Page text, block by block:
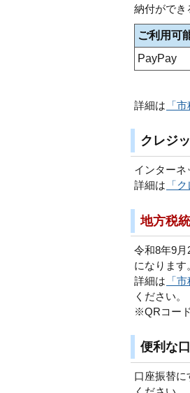
納付ができ
ご利用可
PayPay
詳細は 「
クレジ
インターネ
詳細は
「
地方税
令和8年9
になります
詳細は
「
ください。
※QRコー
便利な
口座振替